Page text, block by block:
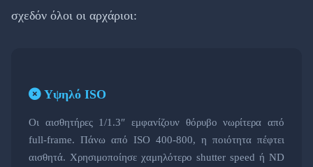
σχεδόν όλοι οι αρχάριοι:
Υψηλό ISO
Οι αισθητήρες 1/1.3″ εμφανίζουν θόρυβο νωρίτερα από
full-frame. Πάνω από ISO 400-800, η ποιότητα πέφτει
αισθητά. Χρησιμοποίησε χαμηλότερο shutter speed ή ND